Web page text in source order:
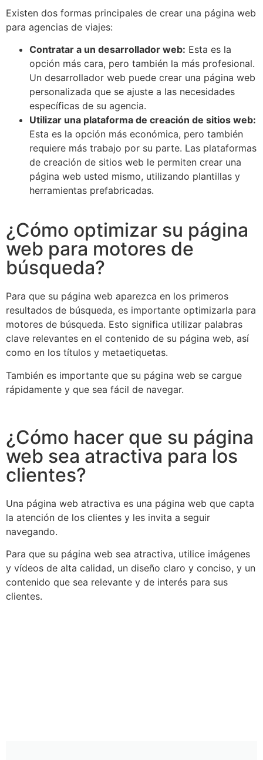
Existen dos formas principales de crear una página web
para agencias de viajes:
Contratar a un desarrollador web: Esta es la
opción más cara, pero también la más profesional.
Un desarrollador web puede crear una página web
personalizada que se ajuste a las necesidades
específicas de su agencia.
Utilizar una plataforma de creación de sitios web:
Esta es la opción más económica, pero también
requiere más trabajo por su parte. Las plataformas
de creación de sitios web le permiten crear una
página web usted mismo, utilizando plantillas y
herramientas prefabricadas.
¿Cómo optimizar su página
web para motores de
búsqueda?
Para que su página web aparezca en los primeros
resultados de búsqueda, es importante optimizarla para
motores de búsqueda. Esto significa utilizar palabras
clave relevantes en el contenido de su página web, así
como en los títulos y metaetiquetas.
También es importante que su página web se cargue
rápidamente y que sea fácil de navegar.
¿Cómo hacer que su página
web sea atractiva para los
clientes?
Una página web atractiva es una página web que capta
la atención de los clientes y les invita a seguir
navegando.
Para que su página web sea atractiva, utilice imágenes
y vídeos de alta calidad, un diseño claro y conciso, y un
contenido que sea relevante y de interés para sus
clientes.